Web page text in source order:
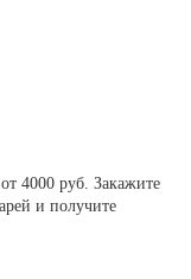
4000 руб. Закажите
и получите